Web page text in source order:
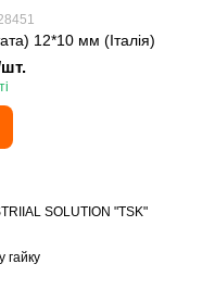
12*10 мм (Італія)
шт.
SOLUTION "TSK"
гайку